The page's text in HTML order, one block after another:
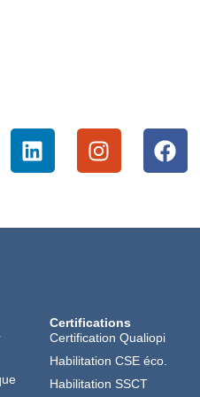
Certifications
Certification Qualiopi
Habilitation CSE éco.
Habilitation SSCT